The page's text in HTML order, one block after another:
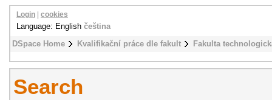
DSpace Home Kvalifikační práce dle fakult Fakulta
Login cookies
Language: English čeština
Search